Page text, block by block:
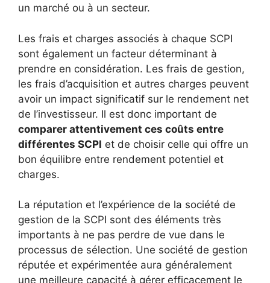
un marché ou à un secteur.
Les frais et charges associés à chaque SCPI
sont également un facteur déterminant à
prendre en considération. Les frais de gestion,
les frais d’acquisition et autres charges peuvent
avoir un impact significatif sur le rendement net
de l’investisseur. Il est donc important de
comparer attentivement ces coûts entre
différentes SCPI et de choisir celle qui offre un
bon équilibre entre rendement potentiel et
charges.
La réputation et l’expérience de la société de
gestion de la SCPI sont des éléments très
importants à ne pas perdre de vue dans le
processus de sélection. Une société de gestion
réputée et expérimentée aura généralement
une meilleure capacité à gérer efficacement le